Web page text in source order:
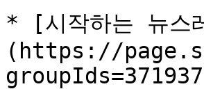
* [시작하는 뉴스
(https://